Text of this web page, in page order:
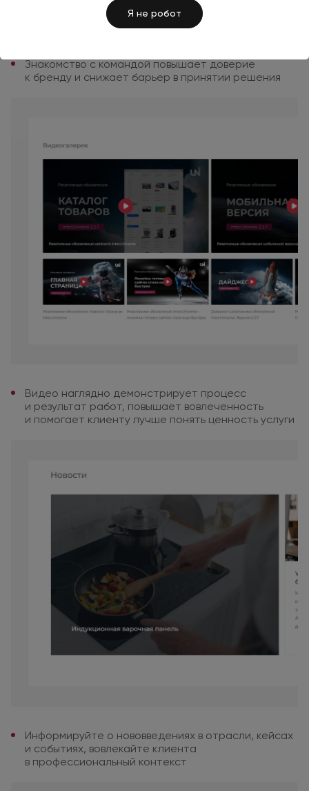
Я не робот
Знакомство с командой повышаетдоверие
к бренду и снижает барьер в принятии решения
Видео наглядно демонстрирует процесс
и результат работ, повышает вовлеченность
и помогает клиенту лучше понять ценность услуги
Информируйте о нововведениях в отрасли, кейсах
и событиях, вовлекайте клиента
в профессиональный контекст